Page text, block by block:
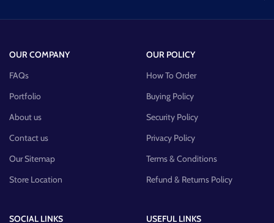
OUR COMPANY
FAQs
Portfolio
About us
Contact us
Our Sitemap
Store Location
OUR POLICY
How To Order
Buying Policy
Security Policy
Privacy Policy
Terms & Conditions
Refund & Returns Policy
SOCIAL LINKS
USEFUL LINKS